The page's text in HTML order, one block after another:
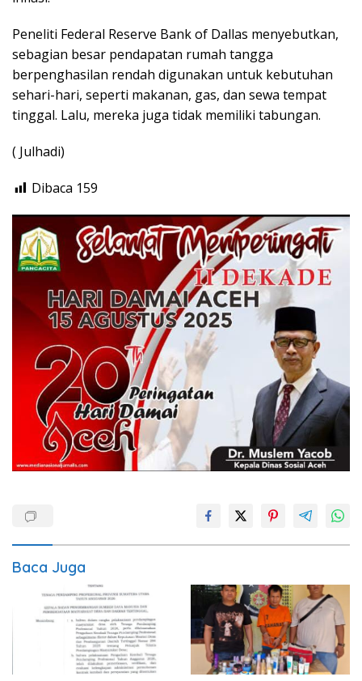
Peneliti Federal Reserve Bank of Dallas menyebutkan,
sebagian besar pendapatan rumah tangga
berpenghasilan rendah digunakan untuk kebutuhan
sehari-hari, seperti makanan, gas, dan sewa tempat
tinggal. Lalu, mereka juga tidak memiliki tabungan.
( Julhadi)
Dibaca 159
Baca Juga